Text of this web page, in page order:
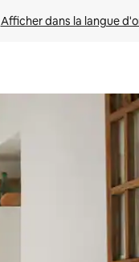
Afficher dans la langue